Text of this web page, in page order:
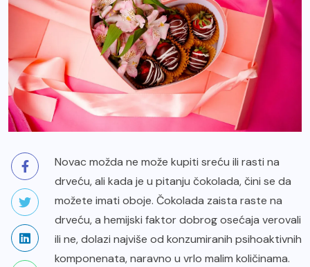
Novac možda ne može kupiti sreću ili rasti na
drveću, ali kada je u pitanju čokolada, čini se da
možete imati oboje. Čokolada zaista raste na
drveću, a hemijski faktor dobrog osećaja verovali
ili ne, dolazi najviše od konzumiranih psihoaktivnih
komponenata, naravno u vrlo malim količinama.